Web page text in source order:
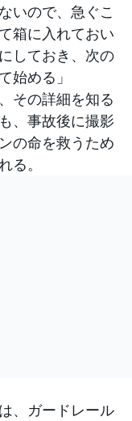
いので、急ぐこ
箱に入れておい
しておき、次の
始める」
その詳細を知る
、事故後に撮影
の命を救うため
る。
、ガードレール